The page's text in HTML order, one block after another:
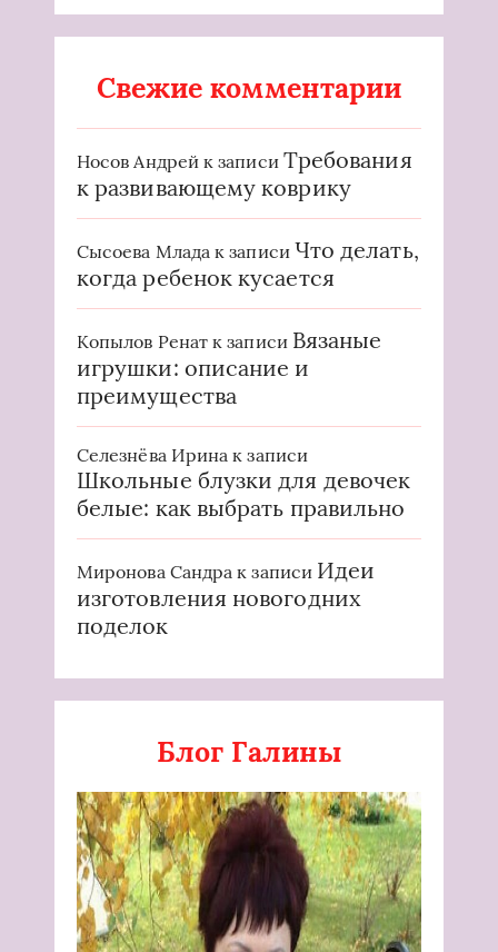
Свежие комментарии
Носов Андрейк записи Требования
к развивающему коврику
Сысоева Млада к записи Что делать,
когда ребенок кусается
Копылов Ренат к записи Вязаные
игрушки: описание и
преимущества
Селезнёва Ирина к записи
Школьные блузки для девочек
белые: как выбрать правильно
Миронова Сандра к записи Идеи
изготовления новогодних
поделок
Блог Галины